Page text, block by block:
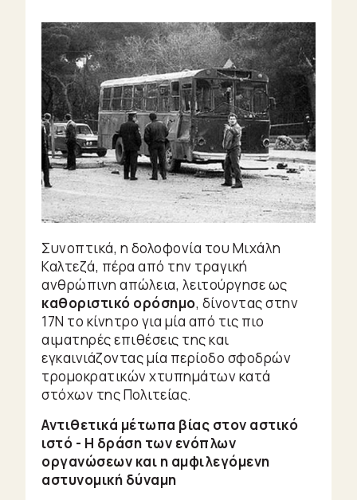
Συνοπτικά, η δολοφονία του Μιχάλη
Καλτεζά, πέρα από την τραγική
ανθρώπινη απώλεια, λειτούργησε ως
καθοριστικό ορόσημο, δίνοντας στην
17Ν το κίνητρο για μία από τις πιο
αιματηρές επιθέσεις της και
εγκαινιάζοντας μία περίοδο σφοδρών
τρομοκρατικών χτυπημάτων κατά
στόχων της Πολιτείας.
Αντιθετικά μέτωπα βίας στον αστικό
ιστό - Η δράση των ενόπλων
οργανώσεων και η αμφιλεγόμενη
αστυνομική δύναμη